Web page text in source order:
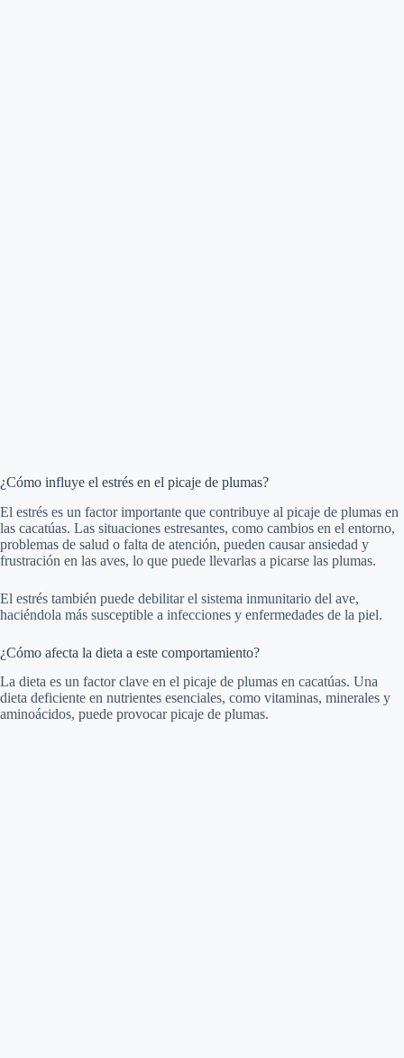
¿Cómo influye el estrés en el picaje de plumas?
El estrés es un factor importante que contribuye al picaje de plumas en
las cacatúas. Las situaciones estresantes, como cambios en el entorno,
problemas de salud o falta de atención, pueden causar ansiedad y
frustración en las aves, lo que puede llevarlas a picarse las plumas.
El estrés también puede debilitar el sistema inmunitario del ave,
haciéndola más susceptible a infecciones y enfermedades de la piel.
¿Cómo afecta la dieta a este comportamiento?
La dieta es un factor clave en el picaje de plumas en cacatúas. Una
dieta deficiente en nutrientes esenciales, como vitaminas, minerales y
aminoácidos, puede provocar picaje de plumas.